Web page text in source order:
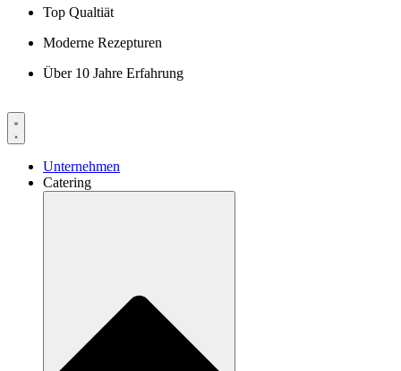
Top Qualtiät
Moderne Rezepturen
Über 10 Jahre Erfahrung
Unternehmen
Catering